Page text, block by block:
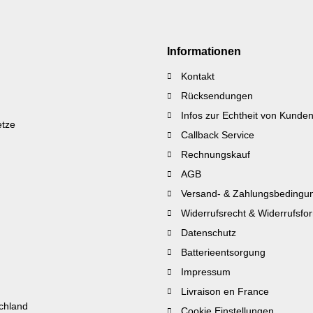
Informationen
Kontakt
Rücksendungen
Infos zur Echtheit von
Callback Service
Rechnungskauf
AGB
Versand- &
Widerrufsrecht &
Datenschutz
Batterieentsorgung
Impressum
Livraison en France